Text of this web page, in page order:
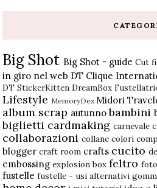
Big Shot Big Shot - guide Cut
in giro nel web DT Clique
DT StickerKitten DreamBox
Lifestyle MemoryDex Midori
album scrap autunno bambini
biglietti cardmaking carnevale
collaborazioni collane colori
blogger craft room crafts cucito
embossing explosion box feltro
fustelle fustelle - usi alternativi